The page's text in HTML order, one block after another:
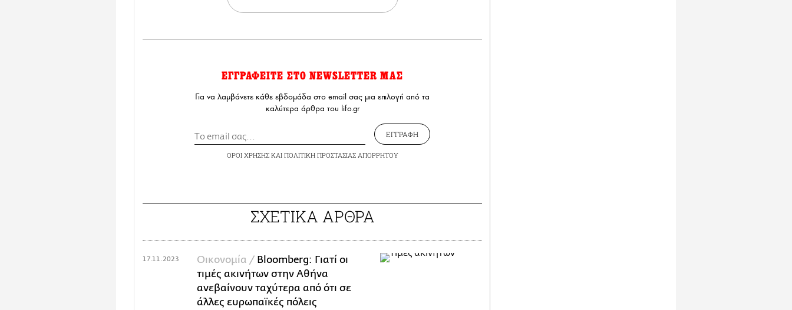
ΕΓΓΡΑΦΕΙΤΕ ΣΤΟ NEWSLETTER ΜΑΣ
Για να λαμβάνετε κάθε εβδομάδα στο email σας μια επιλογή από τα
καλύτερα άρθρα του lifo.gr
ΕΓΓΡΑΦΗ
ΟΡΟΙ ΧΡΗΣΗΣΚΑΙ ΠΟΛΙΤΙΚΗ ΠΡΟΣΤΑΣΙΑΣ ΑΠΟΡΡΗΤΟΥ
ΣΧΕΤΙΚΑ ΑΡΘΡΑ
Οικονομία / Bloomberg: Γιατί οι
τιμές ακινήτων στην Αθήνα
ανεβαίνουν ταχύτερα από ότι σε
άλλες ευρωπαϊκές πόλεις
17.11.2023